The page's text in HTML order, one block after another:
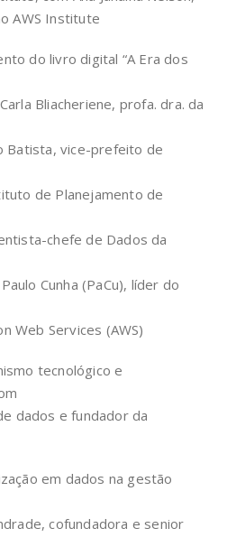
AWS Institute
do livro digital “A Era dos
Bliacheriene, profa. dra. da
Batista, vice-prefeito de
de Planejamento de
chefe de Dados da
Cunha (PaCu), líder do
Web Services (AWS)
tecnológico e
dados e fundador da
em dados na gestão
cofundadora e senior